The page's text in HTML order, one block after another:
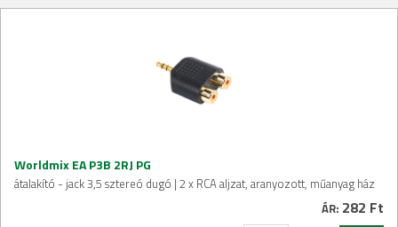
Worldmix EA P3B 2RJ PG
átalakító - jack 3,5 sztereó dugó | 2 x RCA aljzat, aranyozott, műanyag ház
ÁR: 282 Ft